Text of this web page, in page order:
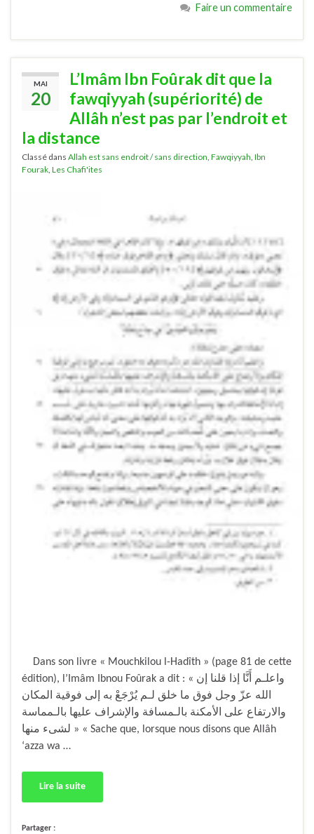
Faire un commentaire
MAI
20
L’Imâm Ibn Foûrak dit que la
fawqiyyah (supériorité) de
Allâh n’est pas par l’endroit et
la distance
Classé dans Allah est sans endroit / sans direction Fawqiyyah Ibn
Fourak Les Chafi'ites
Dans son livre « Mouchkilou l-Hadîth » (page 81 de cette
édition), l’Imâm Ibnou Foûrak a dit : « واعلـم أَنَّا إذا قلنا إن
الله عزّ وجل فوق ما خلق لـم يُرْجَعْ به إلى فوقية المكان
والارتفاع على الأمكنة بالـمسافة والإشراف عليها بالـمماسة
لشىء منها » « Sache que, lorsque nous disons que Allâh
‘azza wa …
Lire la suite
Partager :